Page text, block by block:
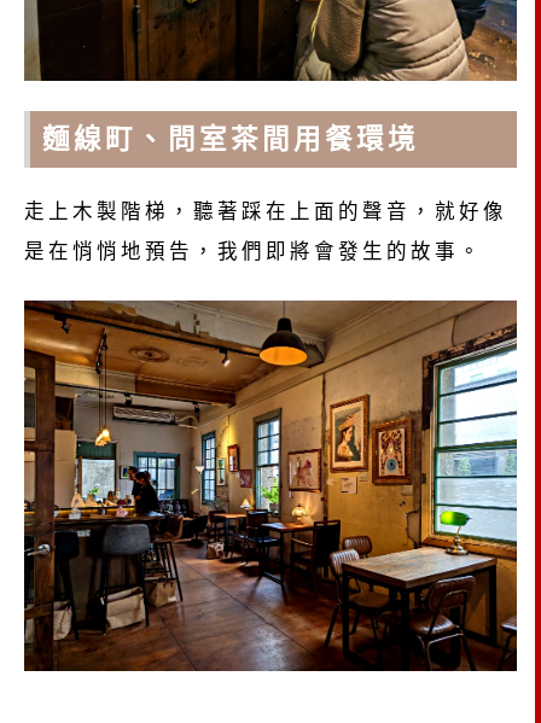
麵線町、問室茶間用餐環境
走上木製階梯，聽著踩在上面的聲音，就好像
是在悄悄地預告，我們即將會發生的故事。